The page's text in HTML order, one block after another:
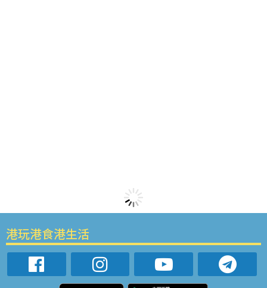
港玩港食港生活